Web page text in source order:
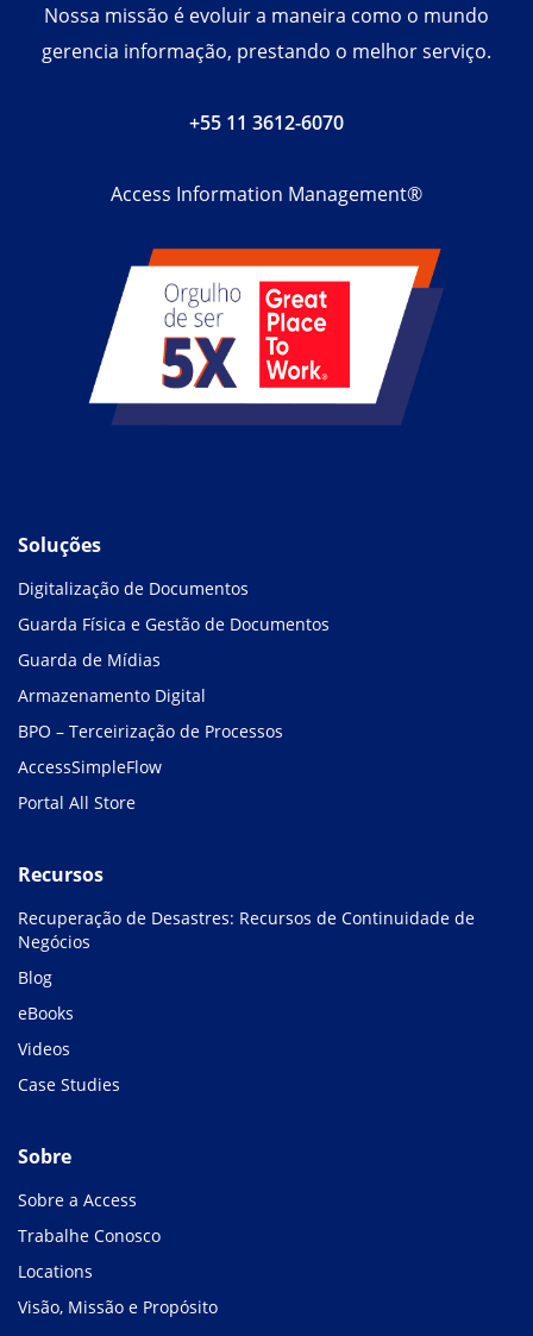
Nossa missão é evoluir a maneira como o mundo
gerencia informação, prestando o melhor serviço.
+55 11 3612-6070
Access Information Management®
Soluções
Digitalização de Documentos
Guarda Física e Gestão de Documentos
Guarda de Mídias
Armazenamento Digital
BPO – Terceirização de Processos
AccessSimpleFlow
Portal All Store
Recursos
Recuperação de Desastres: Recursos de Continuidade de
Negócios
Blog
eBooks
Videos
Case Studies
Sobre
Sobre a Access
Trabalhe Conosco
Locations
Visão, Missão e Propósito